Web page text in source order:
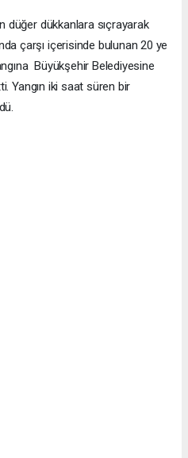
düğer dükkanlara sıçrayarak
çarşı içerisinde bulunan 20 ye
Büyükşehir Belediyesine
Yangın iki saat süren bir